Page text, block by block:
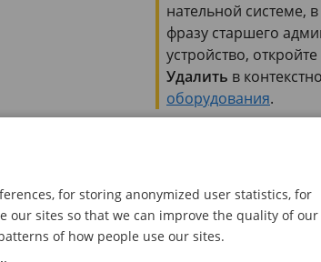
нательной системе,
фразу старшего
устройство,
Удалить в
оборудования.
Теперь AXIS Body
подключена
крупными
точки подключения.
разделУстройстваи
for storing anonymized user statistics, for
our sites so that we can improve the quality of our
of how people use our sites.